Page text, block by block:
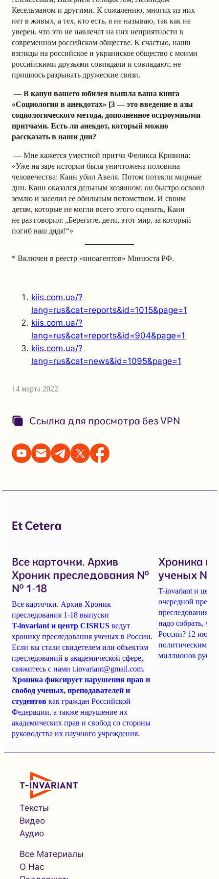
Кесельманом и другими. К сожалению, многих из них
нет в живых, а тех, кто есть, я не называю, так как не
уверен, что это не навлечет на них неприятности в
современном российском обществе. К счастью, наши
взгляды на российское и украинское общество с моими
российскими друзьями совпадали и совпадают, не
пришлось разрывать дружеские связи.
— В канун вашего юбилея вышла ваша книга
«Социология в анекдотах» [3 — это введение в азы
социологического метода, дополненное остроумными
притчами. Есть ли анекдот, который можно
рассказать в наши дни?
— Мне кажется уместной притча Феликса Кривина:
«Уже на заре истории была уничтожена половина
человечества: Каин убил Авеля. Потом потекли мирные
дни. Каин оказался дельным хозяином: он быстро освоил
землю и заселил ее обильным потомством. И своим
детям, которые не могли всего этого оценить, Каин
не раз говорил: „Берегите, дети, этот мир, за который
погиб ваш дядя!“»
* Включен в реестр «иноагентов» Минюста РФ.
kiis.com.ua/?
lang=rus&cat=reports&id=1015&page=1
kiis.com.ua/?
lang=rus&cat=reports&id=904&page=1
kiis.com.ua/?
lang=rus&cat=news&id=1095&page=1
14 марта 2022
Ссылка для просмотра без VPN
Et Cetera
Все карточки. Архив
Хроник преследования №
№ 1-18
Все карточки. Архив Хроник
преследования 1-18 выпуски
T-invariant и центр CISRUS ведут
хронику преследования ученых в России.
Если вы стали свидетелем или объектом
преследований в академической сфере,
свяжитесь с нами t.invariant@gmail.com.
Хроника фиксирует нарушения прав и
свобод ученых, преподавателей и
студентов как граждан Российской
Федерации, а также нарушение их
академических прав и свобод со стороны
руководства их научного учреждения.
Хроника
ученых №
T-invariant и
очередной
преследования
надо собрать,
России? 12
политическим
миллионов
Тексты
Видео
Аудио
Все Материалы
О Нас